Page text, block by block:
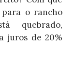
o rancho
quebrado,
juros de 20%